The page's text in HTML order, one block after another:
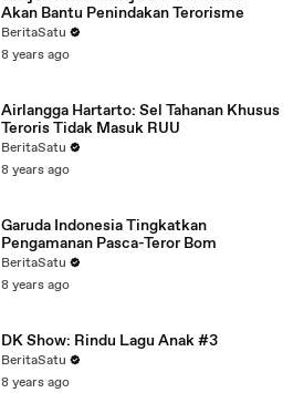
Akan Bantu Penindakan Terorisme
BeritaSatu
8 years ago
Airlangga Hartarto: Sel Tahanan Khusus
Teroris Tidak Masuk RUU
BeritaSatu
8 years ago
Garuda Indonesia Tingkatkan
Pengamanan Pasca-Teror Bom
BeritaSatu
8 years ago
DK Show: Rindu Lagu Anak #3
BeritaSatu
8 years ago